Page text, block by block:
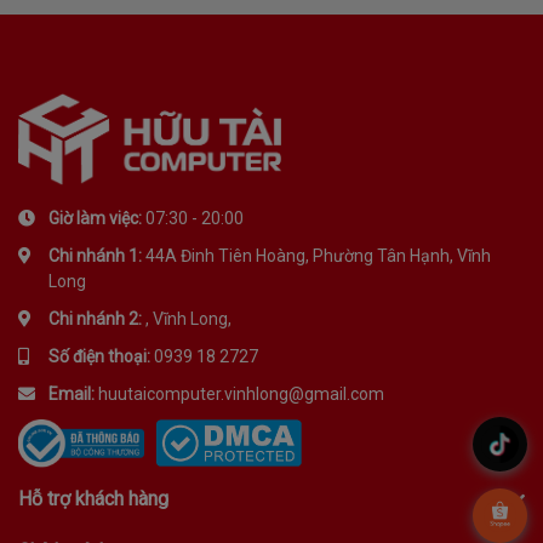
Giờ làm việc:07:30 - 20:00
Chi nhánh 1:44A Đinh Tiên Hoàng, Phường Tân Hạnh, Vĩnh
Long
Chi nhánh 2:, Vĩnh Long,
Số điện thoại:0939 18 2727
Email: huutaicomputer.vinhlong@gmail.com
Hỗ trợ khách hàng
.
.